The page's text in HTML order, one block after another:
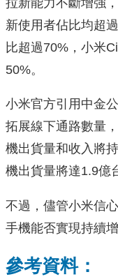
新使用者佔比均超
比超過70%，小米
50%。
小米官方引用中金
拓展線下通路數量
機出貨量和收入將
機出貨量將達1.9億
不過，儘管小米信
手機能否實現持續
參考資料：